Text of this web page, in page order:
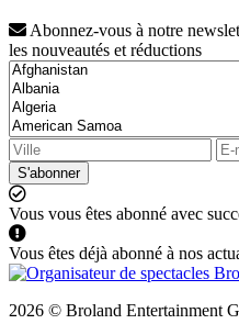
Abonnez-vous à notre
les nouveautés et réductions
S'abonner
Vous vous êtes abonné avec
Vous êtes déjà abonné à nos
2026 © Broland Entertainment